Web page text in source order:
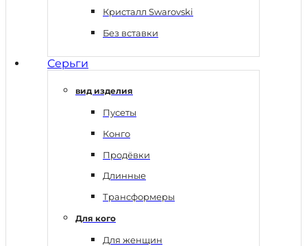
Кристалл Swarovski
Без вставки
Серьги
вид изделия
Пусеты
Конго
Продёвки
Длинные
Трансформеры
Для кого
Для женщин